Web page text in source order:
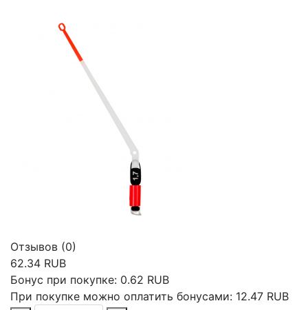
Отзывов (0)
62.34 RUB
Бонус при покупке: 0.62 RUB
При покупке можно оплатить бонусами: 12.47 RUB